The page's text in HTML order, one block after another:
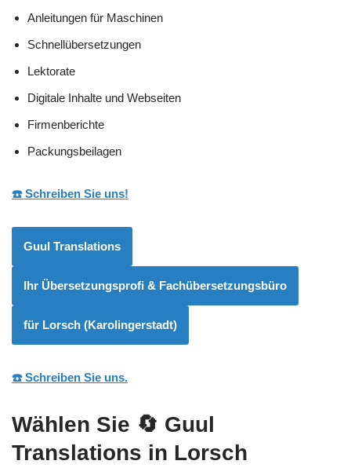
Anleitungen für Maschinen
Schnellübersetzungen
Lektorate
Digitale Inhalte und Webseiten
Firmenberichte
Packungsbeilagen
☎️ Schreiben Sie uns!
Guul Translations
Ihr Übersetzungsprofi & Fachübersetzungsbüro
für Lorsch (Karolingerstadt)
☎️ Schreiben Sie uns.
Wählen Sie 🔄 Guul
Translations in Lorsch